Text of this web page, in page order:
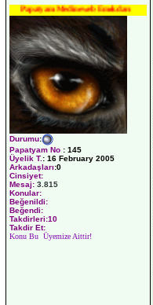
Papatyam Medineweb Emekdarı
Durumu:
Papatyam No : 145
Üyelik T.: 16 February 2005
Arkadaşları:0
Cinsiyet:
Mesaj: 3.815
Konular:
Beğenildi:
Beğendi:
Takdirleri:10
Takdir Et:
Konu Bu Üyemize Aittir!